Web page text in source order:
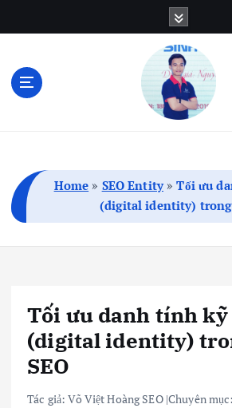
Home » SEO Entity»Tối ưu
(digital identity) trong
Tối ưu danh tính
(digital identity)
SEO
Tác giả:Võ Việt Hoàng SEO|Chuyên mục: